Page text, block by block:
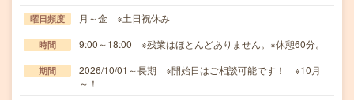
曜日頻度 月～金 ※土日祝休み
時間 9:00～18:00 ※残業はほとんどありません。※休憩60分。
期間
2026/10/01～長期 ※開始日はご相談可能です！ ※10月
～！